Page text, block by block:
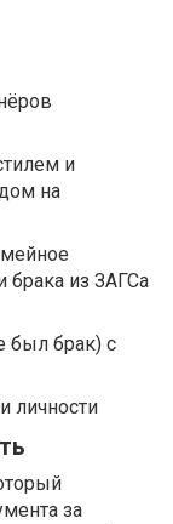
и
на
брака из ЗАГСа
был брак) с
личности
за